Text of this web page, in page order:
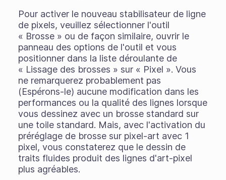
Pour activer le nouveau stabilisateur de ligne
de pixels, veuillez sélectionner l'outil
« Brosse » ou de façon similaire, ouvrir le
panneau des options de l'outil et vous
positionner dans la liste déroulante de
« Lissage des brosses » sur « Pixel ». Vous
ne remarquerez probablement pas
(Espérons-le) aucune modification dans les
performances ou la qualité des lignes lorsque
vous dessinez avec un brosse standard sur
une toile standard. Mais, avec l'activation du
préréglage de brosse sur pixel-art avec 1
pixel, vous constaterez que le dessin de
traits fluides produit des lignes d'art-pixel
plus agréables.